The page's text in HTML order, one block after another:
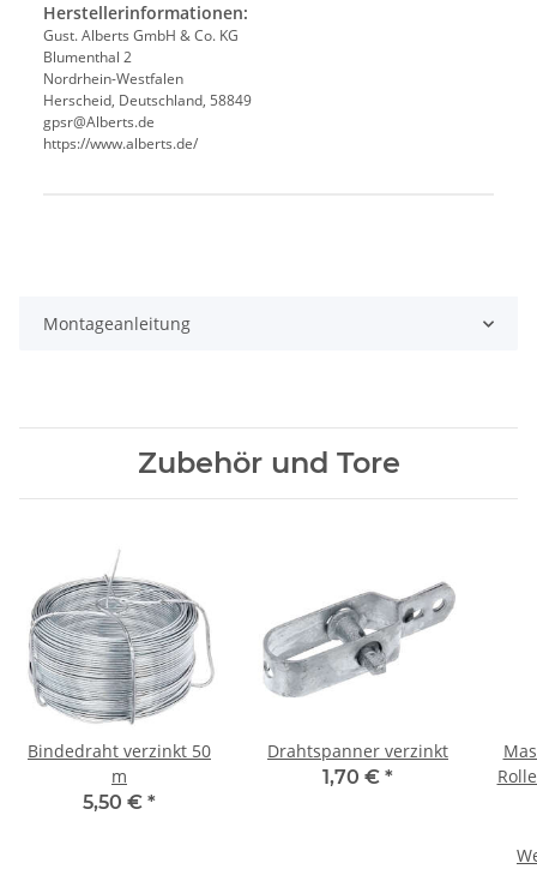
Herstellerinformationen:
Gust. Alberts GmbH & Co. KG
Blumenthal 2
Nordrhein-Westfalen
Herscheid, Deutschland, 58849
gpsr@Alberts.de
https://www.alberts.de/
Montageanleitung
Zubehör und Tore
Bindedraht verzinkt 50
m
5,50 € *
Drahtspanner verzinkt
1,70 € *